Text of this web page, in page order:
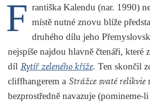
F rantiška Kalendu (nar. 1990)
místě nutné znovu blíže
druhého dílu jeho
nejspíše najdou hlavně čtenáři, které
díl Rytíř zeleného kříže. Ten skončil
cliffhangerem a Strážce svaté relikvie
bezprostředně navazuje (pomineme-